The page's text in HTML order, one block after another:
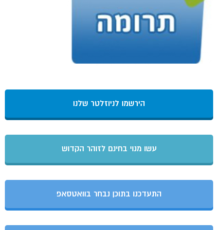
הירשמו לניוזלטר שלנו
עשו מנוי בחינם לזוהר הקדוש
התעדכנו בתוכן נבחר בוואטסאפ